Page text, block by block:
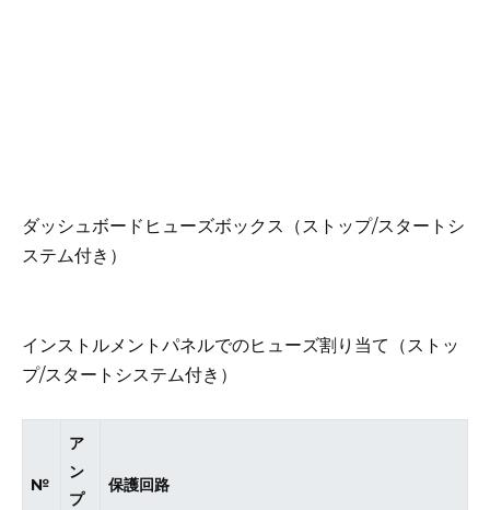
ダッシュボードヒューズボックス（ストップ/スタートシ
ステム付き）
インストルメントパネルでのヒューズ割り当て（ストッ
プ/スタートシステム付き）
№
ア
ン
プ
保護回路